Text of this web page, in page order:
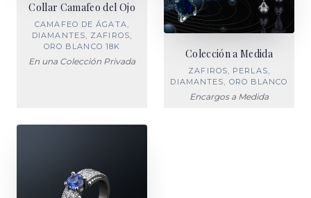
Collar Camafeo del Ojo
CAMAFEO DE ÁGATA,
DIAMANTES, ZAFIROS,
ORO BLANCO 18K
En una Colección Privada
Colección a Medida
ZAFIROS, PERLAS,
DIAMANTES, ORO BLANCO
Encargos a Medida